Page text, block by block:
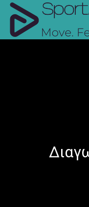
Skip
content